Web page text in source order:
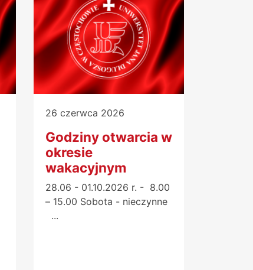
26 czerwca 2026
Godziny otwarcia w
okresie
wakacyjnym
28.06 - 01.10.2026 r. - 8.00
– 15.00 Sobota - nieczynne
...